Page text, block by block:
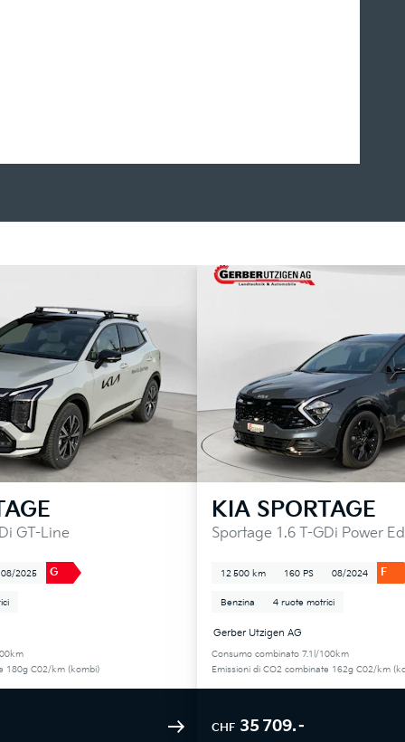
GT-Line
08/2025 G
180g C02/km (kombi)
KIA SPORTAGE
Sportage 1.6 T-GDi Power
12 500 km 160 PS 08/2024 F
Benzina 4 ruote motrici
Gerber Utzigen AG
Consumo combinato 7.1l/100km
Emissioni di CO2 combinate 162g C02/km
CHF 35 709.–